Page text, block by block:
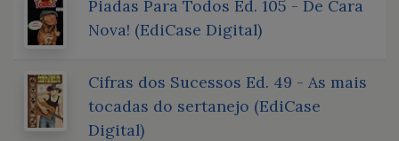
Piadas Para Todos Ed. 105 - De Cara
Nova! (EdiCase Digital)
Cifras dos Sucessos Ed. 49 - As mais
tocadas do sertanejo (EdiCase
Digital)